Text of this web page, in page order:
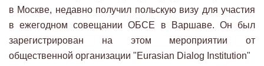
в Москве, недавно получил польскую визу для участия
в ежегодном совещании ОБСЕ в Варшаве. Он был
зарегистрирован на этом мероприятии от
общественной организации "Eurasian Dialog Institution"